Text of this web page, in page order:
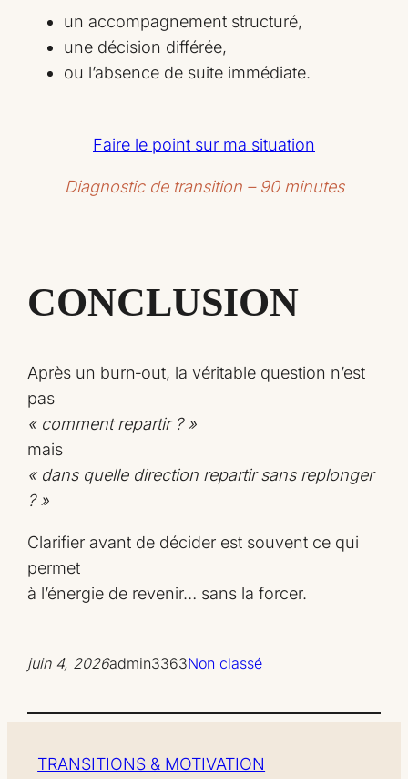
un accompagnement structuré,
une décision différée,
ou l’absence de suite immédiate.
Faire le point sur ma situation
Diagnostic de transition – 90 minutes
CONCLUSION
Après un burn‑out, la véritable question n’est
pas
« comment repartir ? »
mais
« dans quelle direction repartir sans replonger
? »
Clarifier avant de décider est souvent ce qui
permet
à l’énergie de revenir… sans la forcer.
juin 4, 2026admin3363Non classé
TRANSITIONS & MOTIVATION